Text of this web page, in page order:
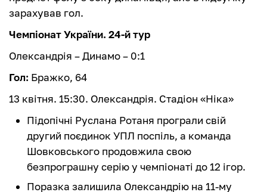
зарахував гол.
Чемпіонат України. 24-й тур
Олександрія – Динамо – 0:1
Гол: Бражко, 64
13 квітня. 15:30. Олександрія. Стадіон «Ніка»
Підопічні Руслана Ротаня програли свій
другий поєдинок УПЛ поспіль, а команда
Шовковського продовжила свою
безпрограшну серію у чемпіонаті до 12 ігор.
Поразка залишила Олександрію на 11-му